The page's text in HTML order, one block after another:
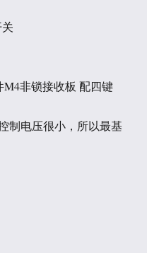
M4非锁接收板 配四键
制电压很小，所以最基